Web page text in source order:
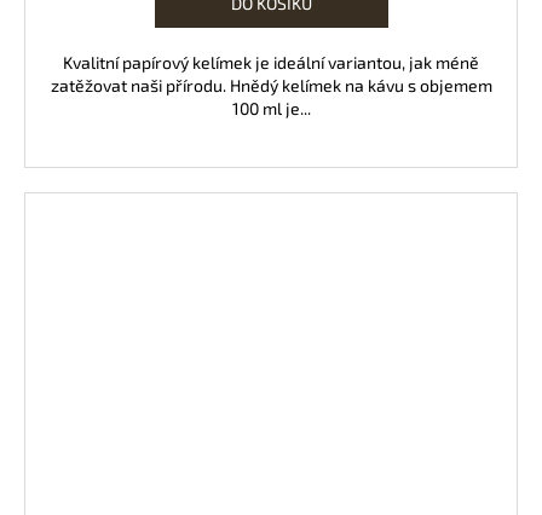
Kvalitní papírový kelímek je ideální variantou, jak méně
zatěžovat naši přírodu. Hnědý kelímek na kávu s objemem
100 ml je...